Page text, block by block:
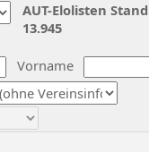
Vorname
AUT-Elolisten
13.945